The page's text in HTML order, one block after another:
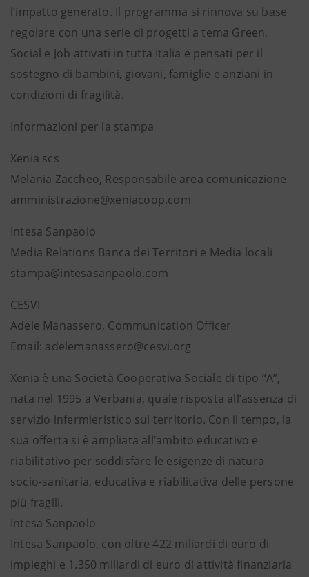
l’impatto generato. Il programma si rinnova su base
regolare con una serie di progetti a tema Green,
Social e Job attivati in tutta Italia e pensati per il
sostegno di bambini, giovani, famiglie e anziani in
condizioni di fragilità.
Informazioni per la stampa
Xenia scs
Melania Zaccheo, Responsabile area comunicazione
amministrazione@xeniacoop.com
Intesa Sanpaolo
Media Relations Banca dei Territori e Media locali
stampa@intesasanpaolo.com
CESVI
Adele Manassero, Communication Officer
Email: adelemanassero@cesvi.org
Xenia è una Società Cooperativa Sociale di tipo “A”,
nata nel 1995 a Verbania, quale risposta all’assenza di
servizio infermieristico sul territorio. Con il tempo, la
sua offerta si è ampliata all’ambito educativo e
riabilitativo per soddisfare le esigenze di natura
socio-sanitaria, educativa e riabilitativa delle persone
più fragili.
Intesa Sanpaolo
Intesa Sanpaolo, con oltre 422 miliardi di euro di
impieghi e 1.350 miliardi di euro di attività finanziaria